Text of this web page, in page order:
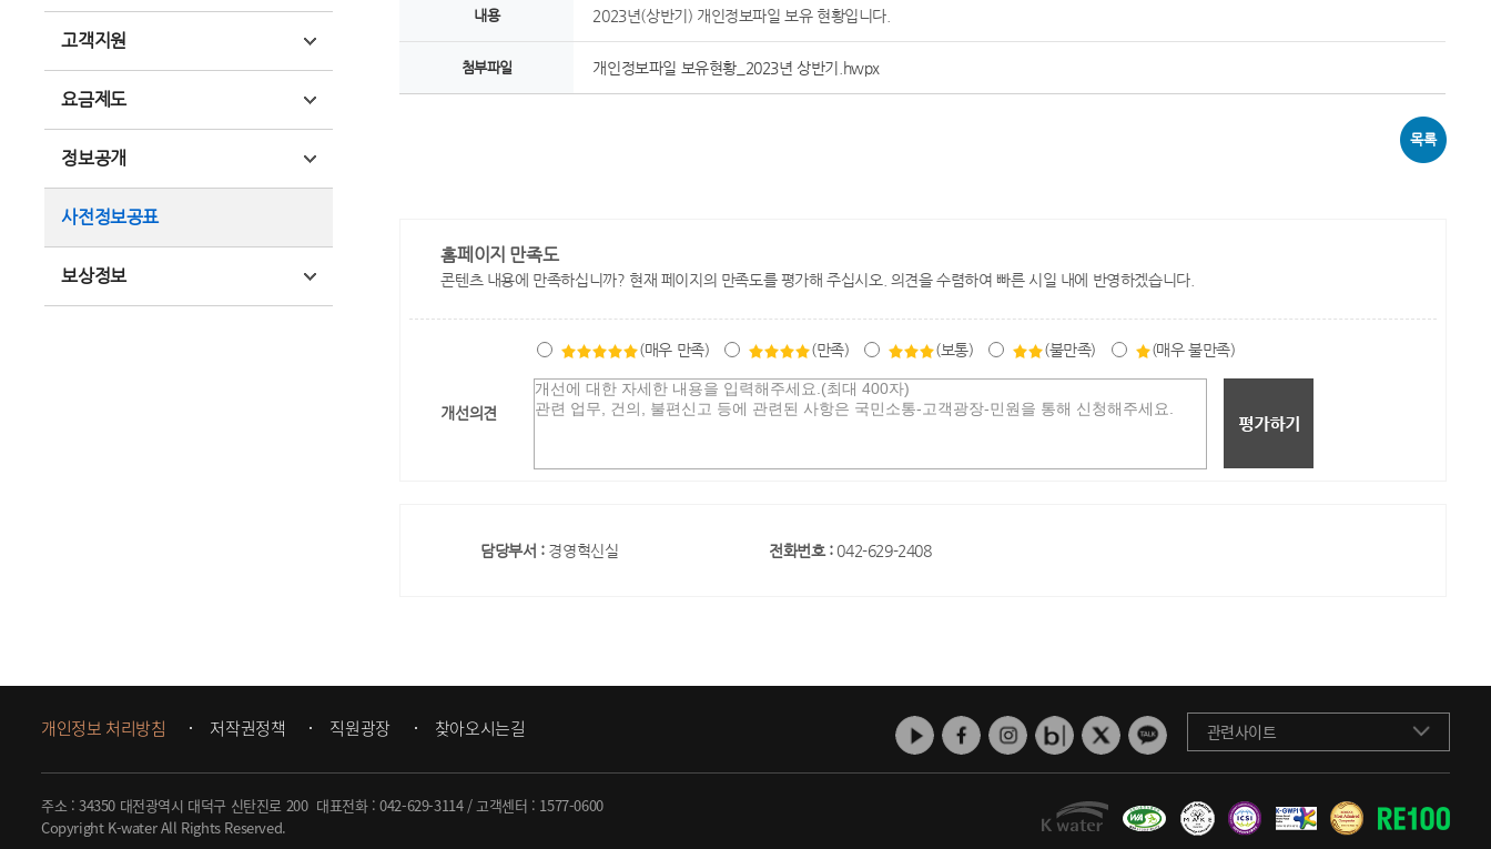
고객지원
요금제도
정보공개
사전정보공표
보상정보
내용 2023년(상반기) 개인정보파일 보유 현황입니다.
첨부파일 개인정보파일 보유현황_2023년 상반기.hwpx
목록
홈페이지 만족도
콘텐츠 내용에 만족하십니까? 현재 페이지의 만족도를 평가해 주십시오. 의견을 수렴하여 빠른 시일 내에 반영하겠습니다.
(매우 만족) (만족) (보통) (불만족) (매우 불만족)
개선의견
담당부서 : 경영혁신실 전화번호 : 042-629-2408
개인정보 처리방침 저작권정책 직원광장 찾아오시는길 관련사이트
주소 : 34350 대전광역시 대덕구 신탄진로 200 대표전화 :042-629-3114/ 고객센터 : 1577-0600
Copyright K-water All Rights Reserved.